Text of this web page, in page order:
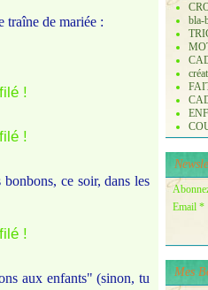
traîne de mariée :
ce soir, dans les
aux enfants" (sinon, tu
bla-
Email
Mes